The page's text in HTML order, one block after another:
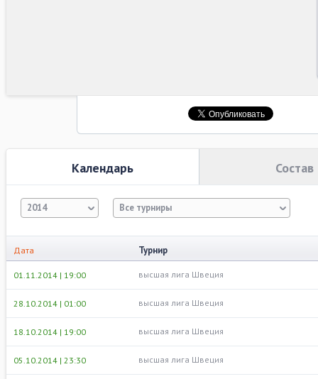
Календарь Состав
2014 Все турниры
Дата Турнир
01.11.2014 | 19:00 высшая лига Швеция
28.10.2014 | 01:00 высшая лига Швеция
18.10.2014 | 19:00 высшая лига Швеция
05.10.2014 | 23:30 высшая лига Швеция